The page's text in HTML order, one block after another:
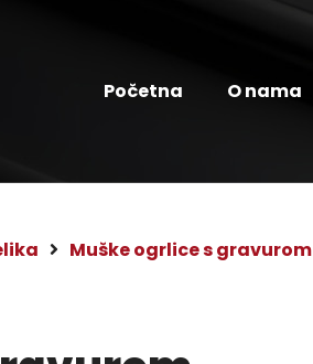
Početna O nama
Muške ogrlice s gravurom